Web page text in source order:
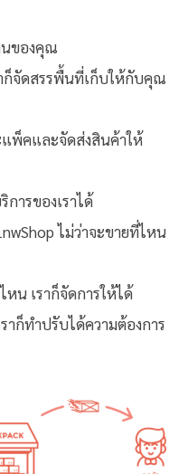
นของคุณ
ก็จัดสรรพื้นที่เก็บให้กับคุณ
แพ็คและจัดส่งสินค้าให้
การของเราได้
ไม่ว่าจะขายที่ไหน
หน เราก็จัดการให้ได้
าก็ทำปรับได้ความต้องการ